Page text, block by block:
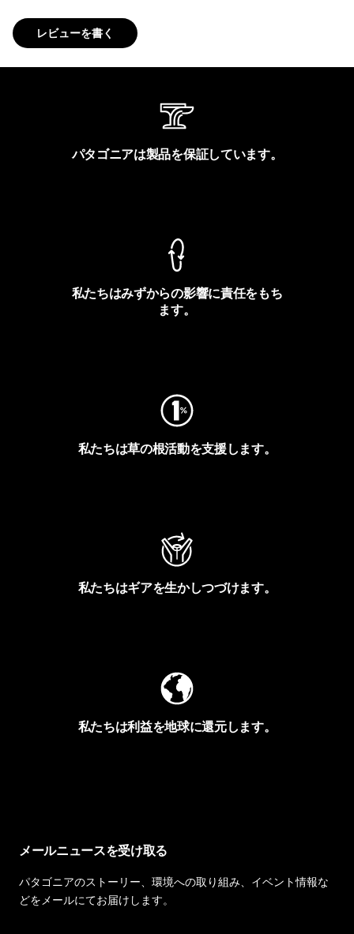
レビューを書く
パタゴニアは製品を保証しています。
私たちはみずからの影響に責任をもち
ます。
私たちは草の根活動を支援します。
私たちはギアを生かしつづけます。
私たちは利益を地球に還元します。
メールニュースを受け取る
パタゴニアのストーリー、環境への取り組み、イベント情報な
どをメールにてお届けします。